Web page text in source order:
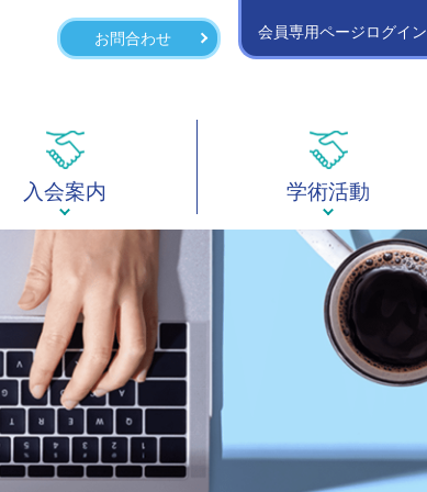
お問合わせ 会員専用ページログイン
入会案内 学術活動